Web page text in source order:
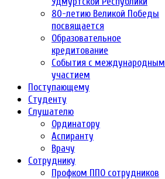
80-летию Великой Победы
посвящается
Образовательное
кредитование
События с международным
участием
Поступающему
Студенту
Слушателю
Ординатору
Аспиранту
Врачу
Сотруднику
Профком ППО сотрудников